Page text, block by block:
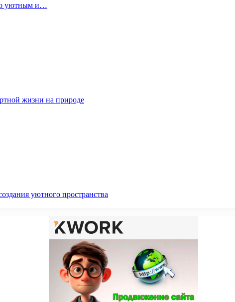
уютным и…
жизни на природе
уютного пространства